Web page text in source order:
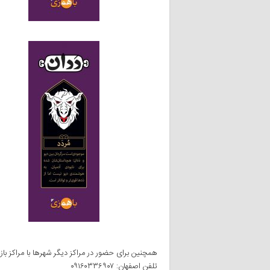
همچنین برای حضور در مراکز دیگر شهرها با مراکز
تلفن اصفهان: ۰۹۱۶۰۳۳۶۹۰۷